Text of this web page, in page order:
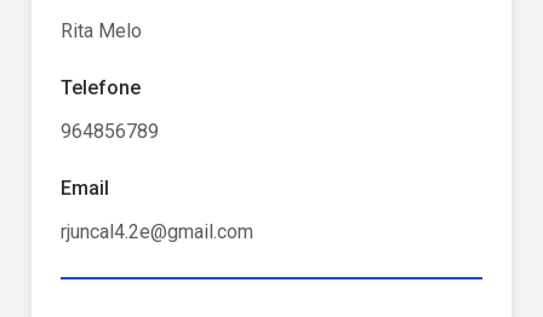
Rita Melo
Telefone
964856789
Email
rjuncal4.2e@gmail.com